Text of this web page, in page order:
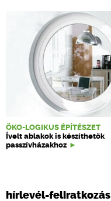
ÖKO-LOGIKUS ÉPÍTÉSZET
Ívelt ablakok is készíthetők
passzívházakhoz
hírlevél-feliratkozás